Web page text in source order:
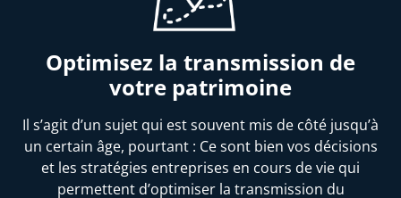
Optimisez la transmission de
votre patrimoine
Il s’agit d’un sujet qui est souvent mis de côté jusqu’à
un certain âge, pourtant : Ce sont bien vos décisions
et les stratégies entreprises en cours de vie qui
permettent d’optimiser la transmission du